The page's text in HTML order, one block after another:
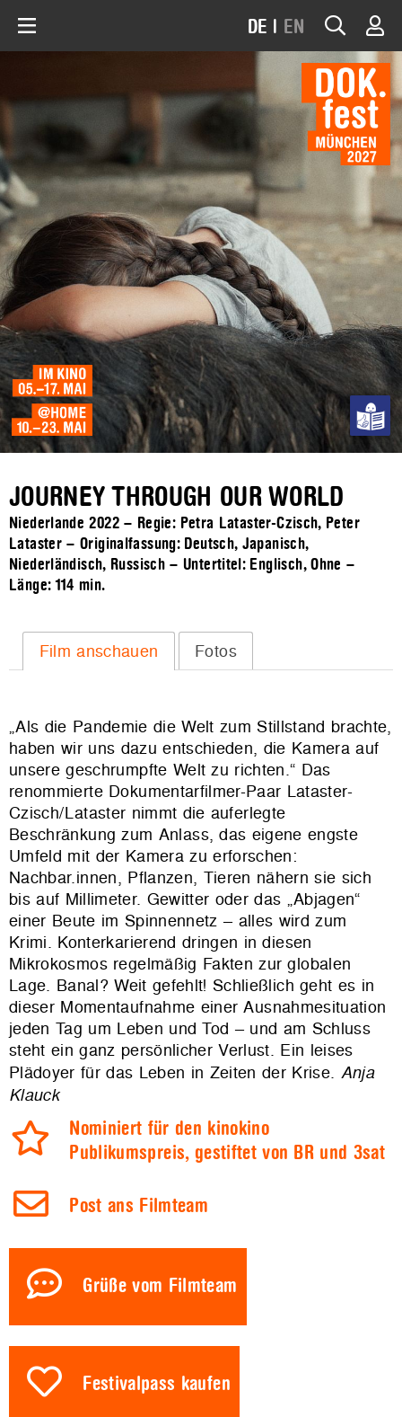
DE | EN
JOURNEY THROUGH OUR WORLD
Niederlande 2022 – Regie: Petra Lataster-Czisch, Peter
Lataster – Originalfassung: Deutsch, Japanisch,
Niederländisch, Russisch – Untertitel: Englisch, Ohne –
Länge:114 min.
Film anschauen Fotos
„Als die Pandemie die Welt zum Stillstand brachte,
haben wir uns dazu entschieden, die Kamera auf
unsere geschrumpfte Welt zu richten.“ Das
renommierte Dokumentarfilmer-Paar Lataster-
Czisch/Lataster nimmt die auferlegte
Beschränkung zum Anlass, das eigene engste
Umfeld mit der Kamera zu erforschen:
Nachbar.innen, Pflanzen, Tieren nähern sie sich
bis auf Millimeter. Gewitter oder das „Abjagen“
einer Beute im Spinnennetz – alles wird zum
Krimi. Konterkarierend dringen in diesen
Mikrokosmos regelmäßig Fakten zur globalen
Lage. Banal? Weit gefehlt! Schließlich geht es in
dieser Momentaufnahme einer Ausnahmesituation
jeden Tag um Leben und Tod – und am Schluss
steht ein ganz persönlicher Verlust. Ein leises
Plädoyer für das Leben in Zeiten der Krise. Anja
Klauck
Nominiert für den kinokino
Publikumspreis, gestiftet von BR und 3sat
Post ans Filmteam
Grüße vom Filmteam
Festivalpass kaufen